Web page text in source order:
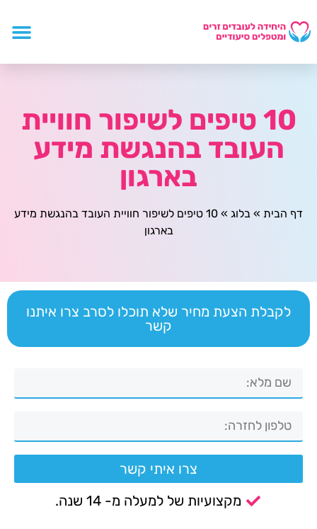
10 טיפים לשיפור חוויית
העובד בהנגשת מידע
בארגון
דף הבית » בלוג »
10 טיפים לשיפור חוויית העובד בהנגשת מידע
בארגון
לקבלת הצעת מחיר שלא תוכלו לסרב צרו איתנו
קשר
צרו איתי קשר
מקצועיות של למעלה מ- 14 שנה.